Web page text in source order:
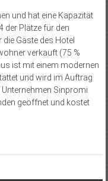
und hat eine Kapazität
der Plätze für den
Gäste des Hotel
verkauft (75 %
ist mit einem modernen
und wird im Auftrag
Sinpromi
geöffnet und kostet